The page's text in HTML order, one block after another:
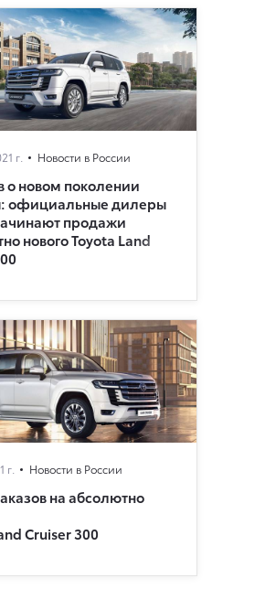
г. Новости в России
о новом поколении
официальные дилеры
продажи
нового Toyota Land
г. Новости в России
на абсолютно
Cruiser 300